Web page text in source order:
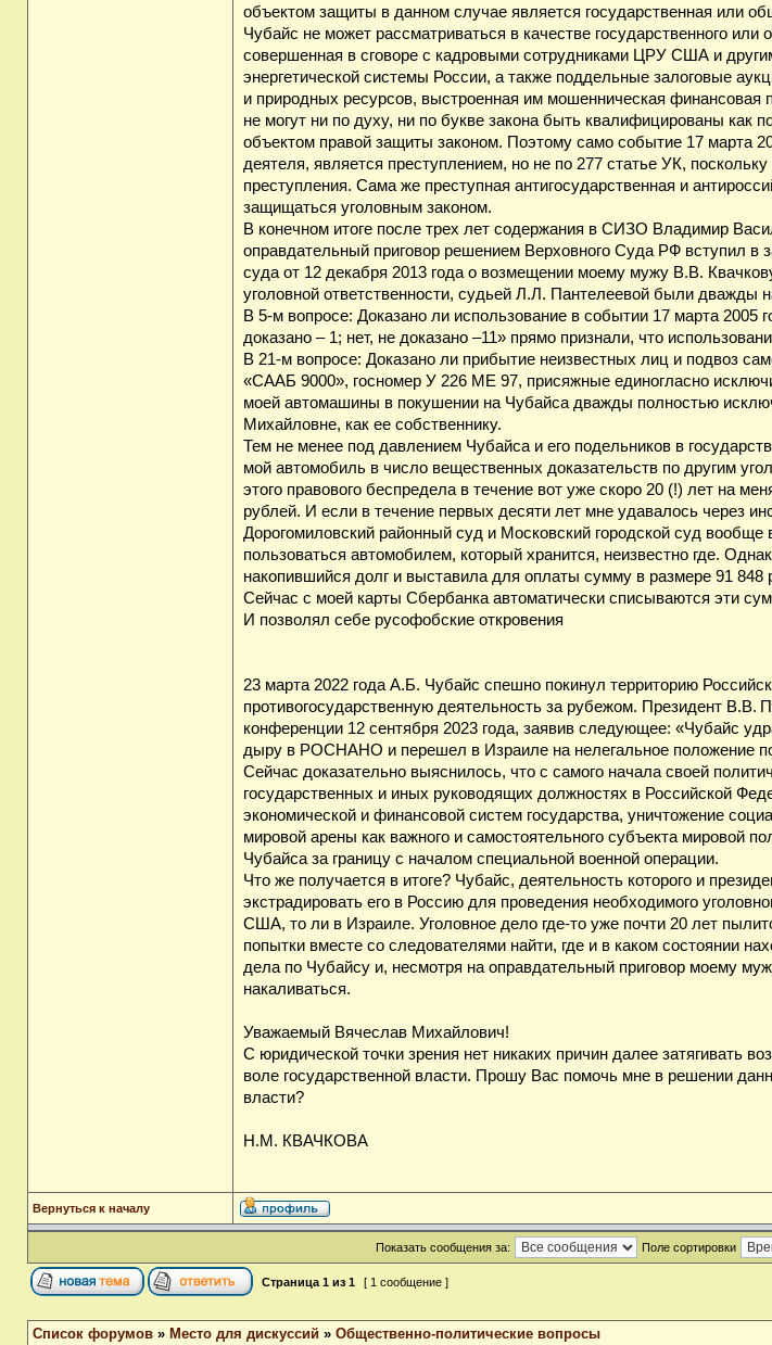
объектом защиты в данном случае является государственная или
Чубайс не может рассматриваться в качестве государственного
совершенная в сговоре с кадровыми сотрудниками ЦРУ США и
энергетической системы России, а также поддельные залоговые
и природных ресурсов, выстроенная им мошенническая
не могут ни по духу, ни по букве закона быть квалифицированы как
объектом правой защиты законом. Поэтому само событие 17 марта
деятеля, является преступлением, но не по 277 статье УК,
преступления. Сама же преступная антигосударственная и
защищаться уголовным законом.
В конечном итоге после трех лет содержания в СИЗО Владимир
оправдательный приговор решением Верховного Суда РФ вступил в
суда от 12 декабря 2013 года о возмещении моему мужу В.В.
уголовной ответственности, судьей Л.Л. Пантелеевой были
В 5-м вопросе: Доказано ли использование в событии 17 марта
доказано – 1; нет, не доказано –11» прямо признали, что
В 21-м вопросе: Доказано ли прибытие неизвестных лиц и подвоз
«СААБ 9000», госномер У 226 МЕ 97, присяжные единогласно
моей автомашины в покушении на Чубайса дважды полностью
Михайловне, как ее собственнику.
Тем не менее под давлением Чубайса и его подельников в
мой автомобиль в число вещественных доказательств по другим
этого правового беспредела в течение вот уже скоро 20 (!) лет на
рублей. И если в течение первых десяти лет мне удавалось через
Дорогомиловский районный суд и Московский городской суд
пользоваться автомобилем, который хранится, неизвестно где.
накопившийся долг и выставила для оплаты сумму в размере 91
Сейчас с моей карты Сбербанка автоматически списываются эти
И позволял себе русофобские откровения
23 марта 2022 года А.Б. Чубайс спешно покинул территорию
противогосударственную деятельность за рубежом. Президент
конференции 12 сентября 2023 года, заявив следующее: «Чубайс
дыру в РОСНАНО и перешел в Израиле на нелегальное положение
Сейчас доказательно выяснилось, что с самого начала своей
государственных и иных руководящих должностях в Российской
экономической и финансовой систем государства, уничтожение
мировой арены как важного и самостоятельного субъекта мировой
Чубайса за границу с началом специальной военной операции.
Что же получается в итоге? Чубайс, деятельность которого и
экстрадировать его в Россию для проведения необходимого
США, то ли в Израиле. Уголовное дело где-то уже почти 20 лет
попытки вместе со следователями найти, где и в каком состоянии
дела по Чубайсу и, несмотря на оправдательный приговор моему
накаливаться.
Уважаемый Вячеслав Михайлович!
С юридической точки зрения нет никаких причин далее затягивать
воле государственной власти. Прошу Вас помочь мне в решении
власти?
Н.М. КВАЧКОВА
Вернуться к началу
Показать сообщения за: Поле сортировки
Страница 1 из 1 [ 1 сообщение ]
Список форумов » Место для дискуссий » Общественно-политические вопросы